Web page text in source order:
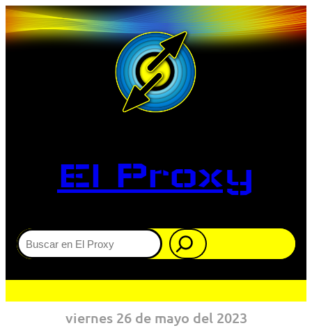
El Proxy
Buscar
viernes 26 de mayo del 2023